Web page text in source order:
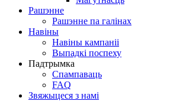
Рашэнне
Рашэнне па галінах
Навіны
Навіны кампаніі
Выпадкі поспеху
Падтрымка
Спампаваць
FAQ
Звяжыцеся з намі